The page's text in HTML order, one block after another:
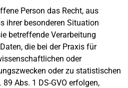
Person das Recht, aus
ihrer besonderen Situation
betreffende Verarbeitung
die bei der Praxis für
oder
oder zu statistischen
Abs. 1 DS-GVO erfolgen,